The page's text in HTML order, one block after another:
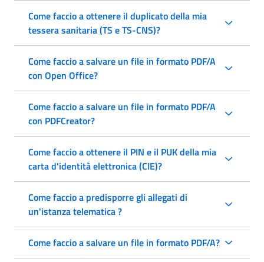
Come faccio a ottenere il duplicato della mia
tessera sanitaria (TS e TS-CNS)?
Come faccio a salvare un file in formato PDF/A
con Open Office?
Come faccio a salvare un file in formato PDF/A
con PDFCreator?
Come faccio a ottenere il PIN e il PUK della mia
carta d'identità elettronica (CIE)?
Come faccio a predisporre gli allegati di
un'istanza telematica ?
Come faccio a salvare un file in formato PDF/A?